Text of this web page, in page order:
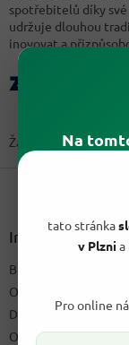
Na
tato stránka
v Plznia
Pro online
spotřebitelů díky
udržuje dlouhou
inovovat a
Žádné produkty
Informace pro
Blog a recepty
O nás
Doprava & platby
Obchodní podmínky